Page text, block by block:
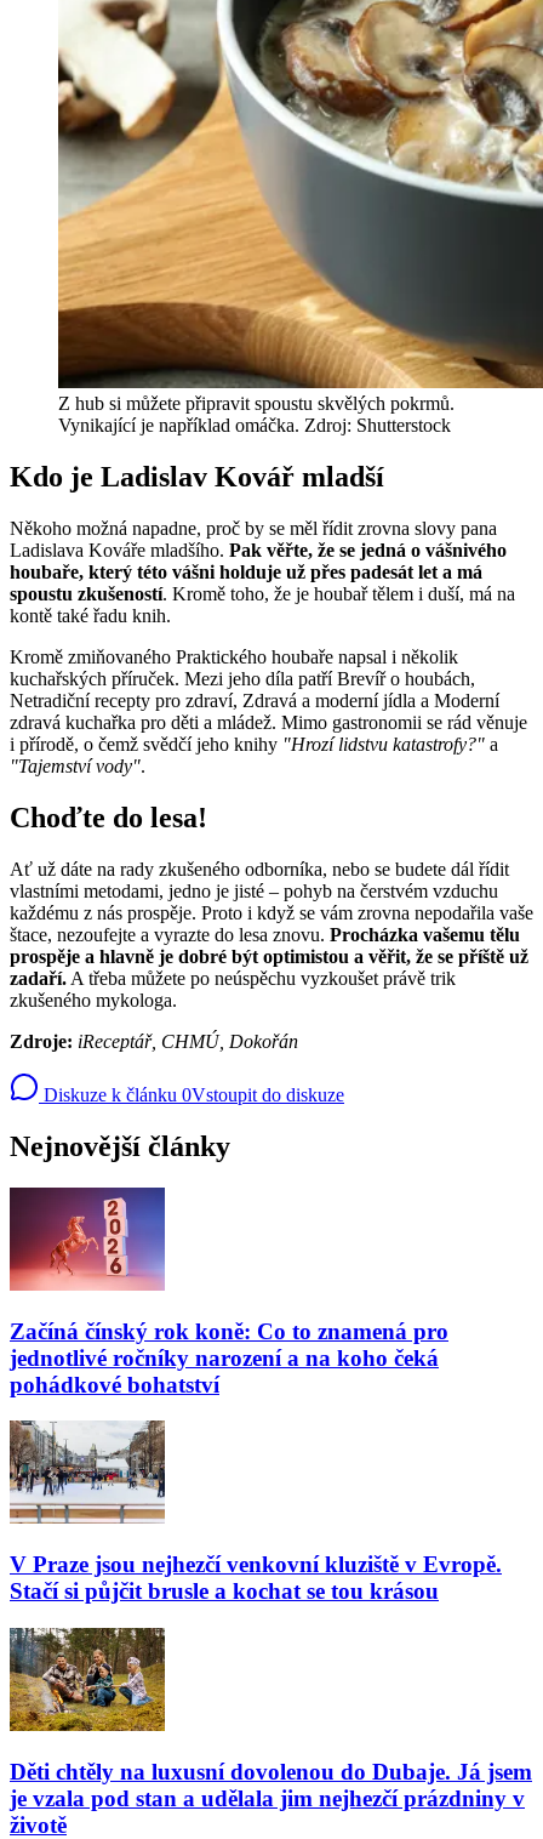
Z hub si můžete připravit spoustu skvělých pokrmů.
Vynikající je například omáčka. Zdroj: Shutterstock
Kdo je Ladislav Kovář mladší
Někoho možná napadne, proč by se měl řídit zrovna slovy pana
Ladislava Kováře mladšího. Pak věřte, že se jedná o vášnivého
houbaře, který této vášni holduje už přes padesát let a má
spoustu zkušeností. Kromě toho, že je houbař tělem i duší, má na
kontě také řadu knih.
Kromě zmiňovaného Praktického houbaře napsal i několik
kuchařských příruček. Mezi jeho díla patří Brevíř o houbách,
Netradiční recepty pro zdraví, Zdravá a moderní jídla a Moderní
zdravá kuchařka pro děti a mládež. Mimo gastronomii se rád věnuje
i přírodě, o čemž svědčí jeho knihy "Hrozí lidstvu katastrofy?" a
"Tajemství vody".
Choďte do lesa!
Ať už dáte na rady zkušeného odborníka, nebo se budete dál řídit
vlastními metodami, jedno je jisté – pohyb na čerstvém vzduchu
každému z nás prospěje. Proto i když se vám zrovna nepodařila vaše
štace, nezoufejte a vyrazte do lesa znovu. Procházka vašemu tělu
prospěje a hlavně je dobré být optimistou a věřit, že se příště už
zadaří. A třeba můžete po neúspěchu vyzkoušet právě trik
zkušeného mykologa.
Zdroje: iReceptář, CHMÚ, Dokořán
Diskuze k článku 0Vstoupit do diskuze
Nejnovější články
Začíná čínský rok koně: Co to znamená pro
jednotlivé ročníky narození a na koho čeká
pohádkové bohatství
V Praze jsou nejhezčí venkovní kluziště v Evropě.
Stačí si půjčit brusle a kochat se tou krásou
Děti chtěly na luxusní dovolenou do Dubaje. Já jsem
je vzala pod stan a udělala jim nejhezčí prázdniny v
životě